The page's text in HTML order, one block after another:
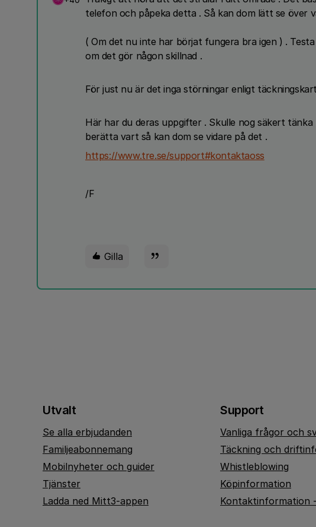
telefon och påpeka detta . Så kan dom lätt se över
( Om det nu inte har börjat fungera bra igen ) .
om det gör någon skillnad .
För just nu är det inga störningar enligt
Här har du deras uppgifter . Skulle nog säkert
berätta vart så kan dom se vidare på det .
https://www.tre.se/support#kontaktaoss
/F
Gilla
Utvalt
Se alla erbjudanden
Familjeabonnemang
Mobilnyheter och guider
Tjänster
Ladda ned Mitt3-appen
Support
Vanliga frågor och
Täckning och
Whistleblowing
Köpinformation
Kontaktinformation